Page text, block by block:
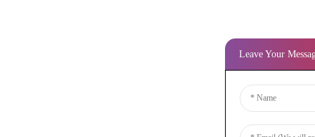
Leave Your